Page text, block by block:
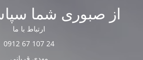
از صبوری شما
ارتباط با ما
24 107 67 0912